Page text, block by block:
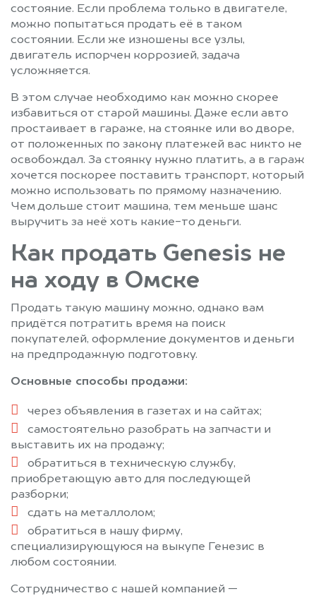
состояние. Если проблема только в двигателе,
можно попытаться продать её в таком
состоянии. Если же изношены все узлы,
двигатель испорчен коррозией, задача
усложняется.
В этом случае необходимо как можно скорее
избавиться от старой машины. Даже если авто
простаивает в гараже, на стоянке или во дворе,
от положенных по закону платежей вас никто не
освобождал. За стоянку нужно платить, а в гараж
хочется поскорее поставить транспорт, который
можно использовать по прямому назначению.
Чем дольше стоит машина, тем меньше шанс
выручить за неё хоть какие-то деньги.
Как продать Genesis не
на ходу в Омске
Продать такую машину можно, однако вам
придётся потратить время на поиск
покупателей, оформление документов и деньги
на предпродажную подготовку.
Основные способы продажи:
через объявления в газетах и на сайтах;
самостоятельно разобрать на запчасти и
выставить их на продажу;
обратиться в техническую службу,
приобретающую авто для последующей
разборки;
сдать на металлолом;
обратиться в нашу фирму,
специализирующуюся на выкупе Генезис в
любом состоянии.
Сотрудничество с нашей компанией —